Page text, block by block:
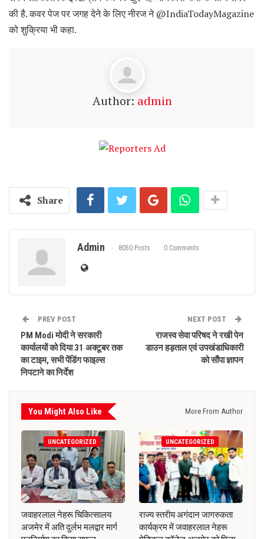
की है. कवर पेज पर जगह देने के लिए नीरज ने @IndiaTodayMagazine
को शुक्रिया भी कहा.
Author: admin
Share
Admin 8050 Posts 0 Comments
PREV POST
PM Modi मोदी ने सरकारी
कार्यालयों को दिया 31 अक्टूबर तक
का टाइम, सभी पेंडिंग फाइल्स
निपटाने का निर्देश
NEXT POST
राजस्व सेवा परिषद ने रखी पेन
डाउन हड़ताल एवं उपखंडाधिकारी
को सौंपा ज्ञापन
You Might Also Like More From Author
UNCATEGORIZED
जवाहरलाल नेहरू चिकित्सालय
अजमेर में अति दुर्लभ मलद्वार मार्ग
UNCATEGORIZED
राज्य स्तरीय अगंदान जागरुकता
कार्यक्रम में जवाहरलाल नेहरू